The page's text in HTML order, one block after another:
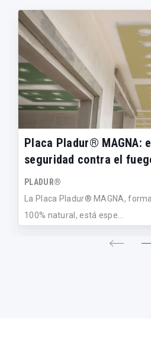
Placa Pladur® MAGNA:
seguridad contra el
PLADUR®
La Placa Pladur® MAGNA,
100% natural, está espe...